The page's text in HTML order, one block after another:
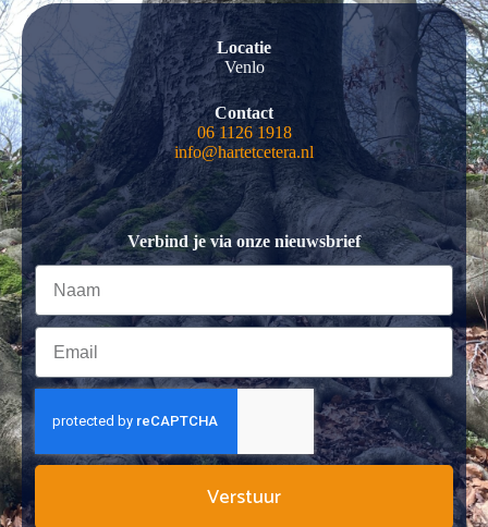
Locatie
Venlo
Contact
06 1126 1918
info@hartetcetera.nl
Verbind je via onze nieuwsbrief
Verstuur